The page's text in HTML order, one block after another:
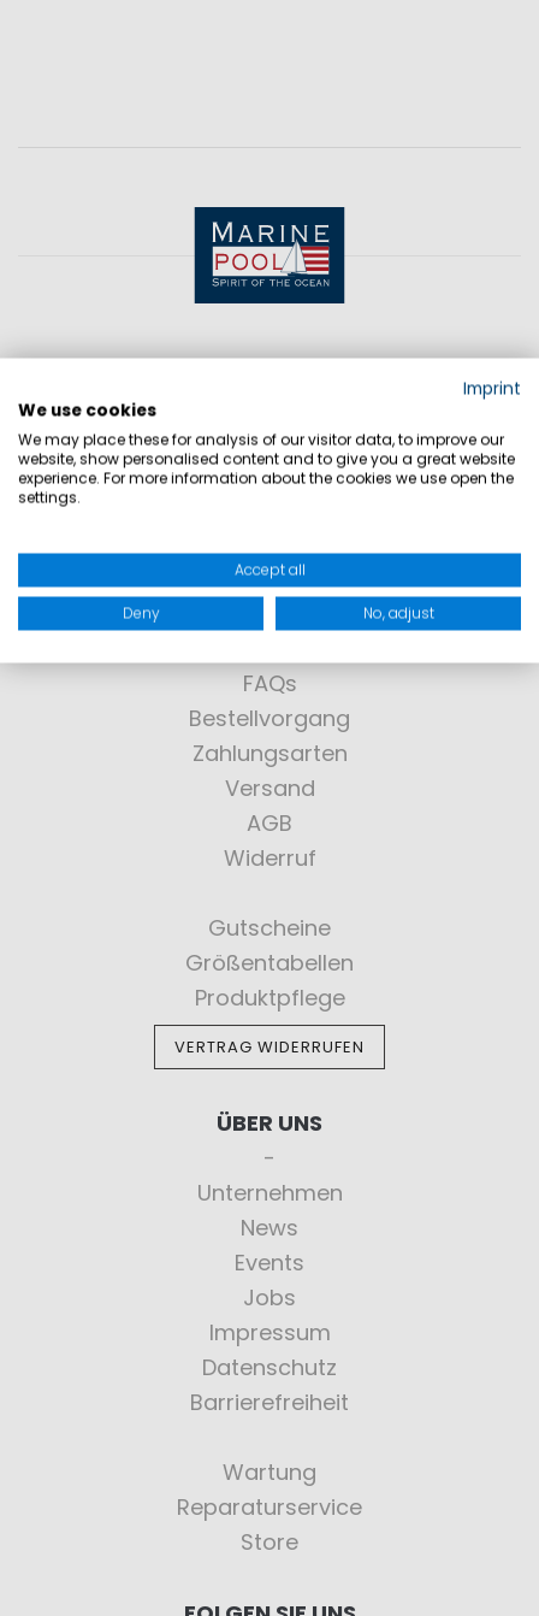
KONTAKT
Sie haben Fragen?
Wir haben die Antworten!
FAQs
Bestellvorgang
Zahlungsarten
Versand
AGB
Widerruf
Gutscheine
Größentabellen
Produktpflege
VERTRAG WIDERRUFEN
ÜBER UNS
Unternehmen
News
Events
Jobs
Impressum
Datenschutz
Barrierefreiheit
Wartung
Reparaturservice
Store
Imprint
We use cookies
We may place these for analysis of our visitor data, to improve our
website, show personalised content and to give you a great website
experience. For more information about the cookies we use open the
settings.
Accept all
Deny No, adjust